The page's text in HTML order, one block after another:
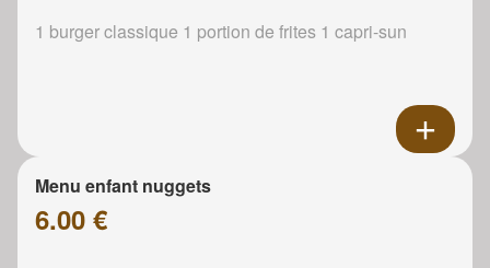
1 burger classique 1 portion de frites 1 capri-sun
Menu enfant nuggets
6.00 €